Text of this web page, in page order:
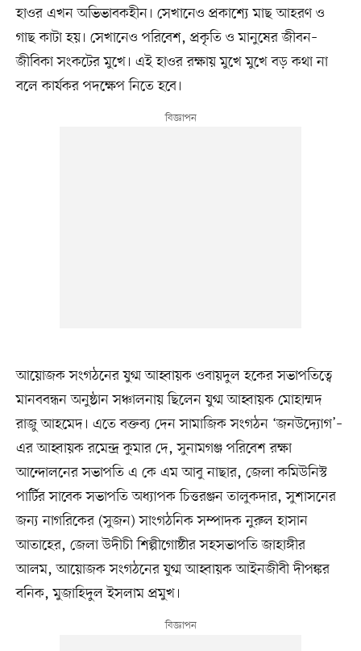
হাওর এখন অভিভাবকহীন। সেখানেও প্রকাশ্যে মাছ আহরণ ও
গাছ কাটা হয়। সেখানেও পরিবেশ, প্রকৃতি ও মানুষের জীবন–
জীবিকা সংকটের মুখে। এই হাওর রক্ষায় মুখে মুখে বড় কথা না
বলে কার্যকর পদক্ষেপ নিতে হবে।
আয়োজক সংগঠনের যুগ্ম আহ্বায়ক ওবায়দুল হকের সভাপতিত্বে
মানববন্ধন অনুষ্ঠান সঞ্চালনায় ছিলেন যুগ্ম আহ্বায়ক মোহাম্মদ
রাজু আহমেদ। এতে বক্তব্য দেন সামাজিক সংগঠন ‘জনউদ্যোগ’–
এর আহ্বায়ক রমেন্দ্র কুমার দে, সুনামগঞ্জ পরিবেশ রক্ষা
আন্দোলনের সভাপতি এ কে এম আবু নাছার, জেলা কমিউনিস্ট
পার্টির সাবেক সভাপতি অধ্যাপক চিত্তরঞ্জন তালুকদার, সুশাসনের
জন্য নাগরিকের (সুজন) সাংগঠনিক সম্পাদক নুরুল হাসান
আতাহের, জেলা উদীচী শিল্পীগোষ্ঠীর সহসভাপতি জাহাঙ্গীর
আলম, আয়োজক সংগঠনের যুগ্ম আহ্বায়ক আইনজীবী দীপঙ্কর
বনিক, মুজাহিদুল ইসলাম প্রমুখ।